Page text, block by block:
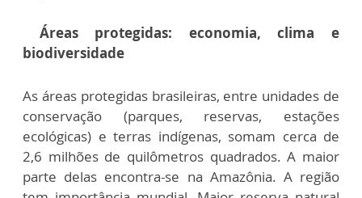
Áreas protegidas: economia, clima e
biodiversidade
As áreas protegidas brasileiras, entre unidades de
conservação (parques, reservas, estações
ecológicas) e terras indígenas, somam cerca de
2,6 milhões de quilômetros quadrados. A maior
parte delas encontra-se na Amazônia. A região